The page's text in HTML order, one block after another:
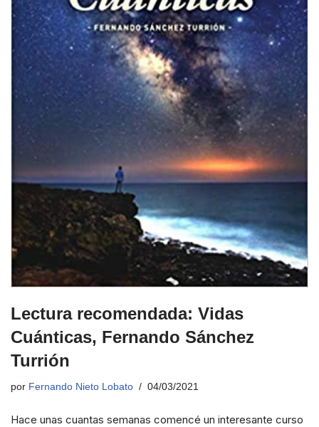
Lectura recomendada: Vidas
Cuánticas, Fernando Sánchez
Turrión
por Fernando Nieto Lobato 04/03/2021
Hace unas cuantas semanas comencé un interesante curso